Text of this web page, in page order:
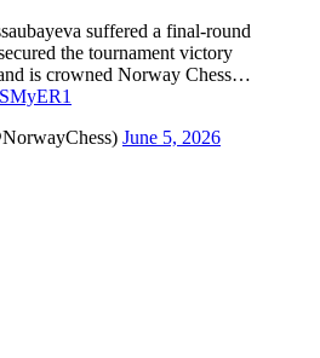
suffered a final-round
the tournament victory
is crowned Norway Chess…
June 5, 2026